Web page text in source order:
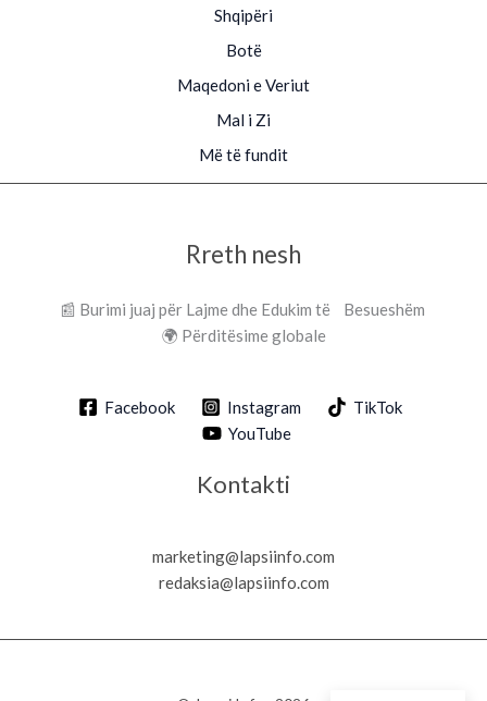
Shqipëri
Botë
Maqedoni e Veriut
Mal i Zi
Më të fundit
Rreth nesh
📰 Burimi juaj për Lajme dhe Edukim të Besueshëm
🌍 Përditësime globale
Facebook Instagram
TikTok
YouTube
Kontakti
marketing@lapsiinfo.com
redaksia@lapsiinfo.com